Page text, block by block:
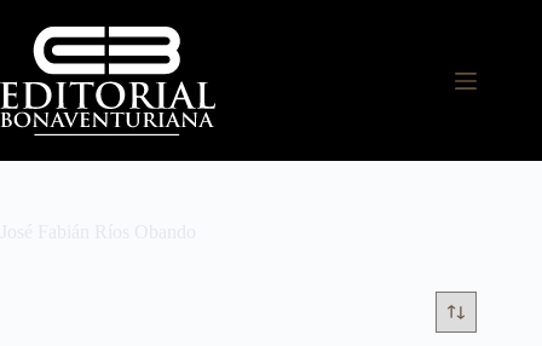
José Fabián Ríos Obando